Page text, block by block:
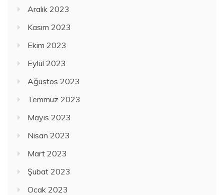
Aralık 2023
Kasım 2023
Ekim 2023
Eylül 2023
Ağustos 2023
Temmuz 2023
Mayıs 2023
Nisan 2023
Mart 2023
Şubat 2023
Ocak 2023